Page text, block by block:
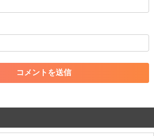
投稿を再び投稿すること
買など金銭が絡む内容の投稿
バレを含む内容の投稿
が不適切と判断した投稿
申請する
。ご了承ください。